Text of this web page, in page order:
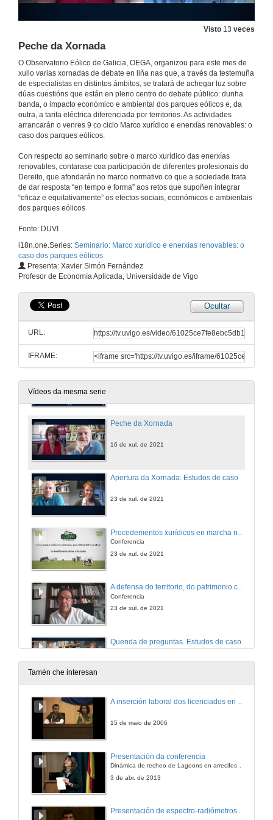
Visto 13 veces
Peche da Xornada
O Observatorio Eólico de Galicia, OEGA, organizou para este mes de
xullo varias xornadas de debate en liña nas que, a través da testemuña
de especialistas en distintos ámbitos, se tratará de achegar luz sobre
dúas cuestións que están en pleno centro do debate público: dunha
banda, o impacto económico e ambiental dos parques eólicos e, da
outra, a tarifa eléctrica diferenciada por territorios. As actividades
arrancarán o venres 9 co ciclo Marco xurídico e enerxías renovables: o
caso dos parques eólicos.
Con respecto ao seminario sobre o marco xurídico das enerxías
renovables, contarase coa participación de diferentes profesionais do
Dereito, que afondarán no marco normativo co que a sociedade trata
de dar resposta “en tempo e forma” aos retos que supoñen integrar
“eficaz e equitativamente” os efectos sociais, económicos e ambientais
dos parques eólicos
Fonte: DUVI
i18n.one.Series: Seminario: Marco xurídico e enerxías renovables: o
caso dos parques eólicos
Presenta: Xavier Simón Fernández
Profesor de Economía Aplicada, Universidade de Vigo
Ocultar
URL:
IFRAME:
Vídeos da mesma serie
9 de xul. de 2021
Quenda de preguntas. Impacto territorial
9 de xul. de 2021
9 de xul. de 2021
Conferencia
16 de xul. de 2021
Preguntas sobre incidencia territorial dos parques eólicos en Galicia
Conferencia
16 de xul. de 2021
Quenda de preguntas. Terras agrarias, valores económicos e ambientais
Peche da Xornada
16 de xul. de 2021
Apertura da Xornada: Estudos de caso
23 de xul. de 2021
Conferencia
23 de xul. de 2021
A defensa do territorio, do patrimonio cultural, do ambiente e da economía local como límites á produción eólica na Galicia
Conferencia
23 de xul. de 2021
Quenda de preguntas. Estudos de caso
23 de xul. de 2021
Peche do seminario
Tamén che interesan
A inserción laboral dos licenciados en Ciencias do Mar: a carreira investigadora
15 de maio de 2006
Presentación da conferencia
Dinámica de recheo de Lagoons en arrecifes de coral
3 de abr. de 2013
Presentación de espectro-radiómetros ASD